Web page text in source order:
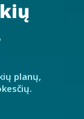
planų,